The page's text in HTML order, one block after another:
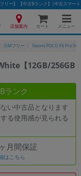
リー】 【中古Bランク】|中古スマー
店舗案内 カート メニュー
SIMフリー Xiaomi POCO F6 Pro 5G
【12GB/256GB
ランク
い中古品となります
る使用感が見られる
月間保証
はこちら
る